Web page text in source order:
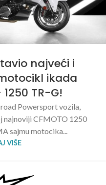
najveći i
ikada
TR-G!
Powersport vozila,
najnoviji CFMOTO 1250
sajmu motocika...
VIŠE